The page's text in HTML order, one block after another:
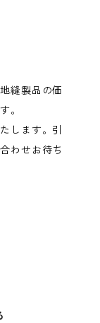
縫製品の価
。
します。引
わせお待ち